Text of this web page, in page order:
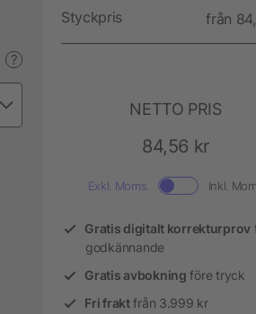
?
Styckpris från
NETTO PRIS
84,56 kr
Exkl. Moms. Inkl.
Gratis digitalt korrekturprov
godkännande
Gratis avbokning före tryck
Fri fraktfrån 3.999 kr